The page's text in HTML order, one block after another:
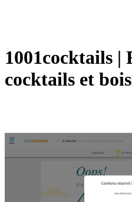
1001cocktails |
cocktails et